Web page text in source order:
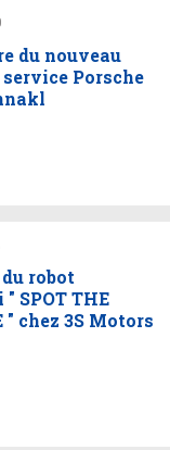
du nouveau
Porsche
robot
SPOT THE
" chez 3S Motors